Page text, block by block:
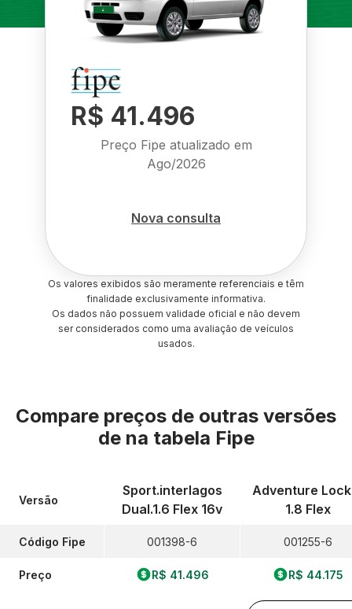
R$ 41.496
Preço Fipe atualizado em
Ago/2026
Nova consulta
Os valores exibidos são meramente referenciais e têm
finalidade exclusivamente informativa.
Os dados não possuem validade oficial e não devem
ser considerados como uma avaliação de veículos
usados.
Compare preços de outras versões
de na tabela Fipe
Versão
Código Fipe
Preço
Sport.interlagos
Dual.1.6 Flex 16v
001398-6
R$ 41.496
Adventure
1.8 Flex
001255-6
R$ 44.175